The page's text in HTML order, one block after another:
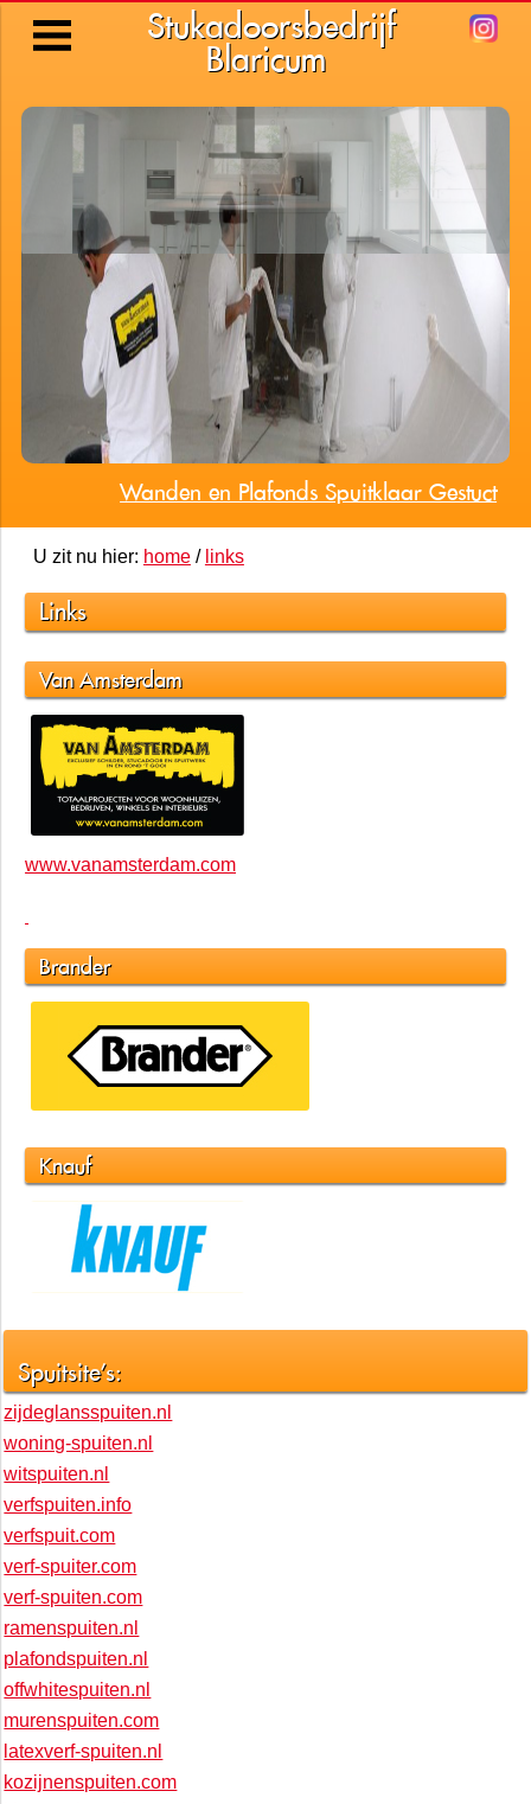
Stukadoorsbedrijf
Blaricum
Plafonds stuken - Jan Des Bouvrie Vila's Naarden
U zit nu hier: home/ links
Links
Van Amsterdam
www.vanamsterdam.com
Brander
Knauf
Spuitsite's:
zijdeglansspuiten.nl
woning-spuiten.nl
witspuiten.nl
verfspuiten.info
verfspuit.com
verf-spuiter.com
verf-spuiten.com
ramenspuiten.nl
plafondspuiten.nl
offwhitespuiten.nl
murenspuiten.com
latexverf-spuiten.nl
kozijnenspuiten.com